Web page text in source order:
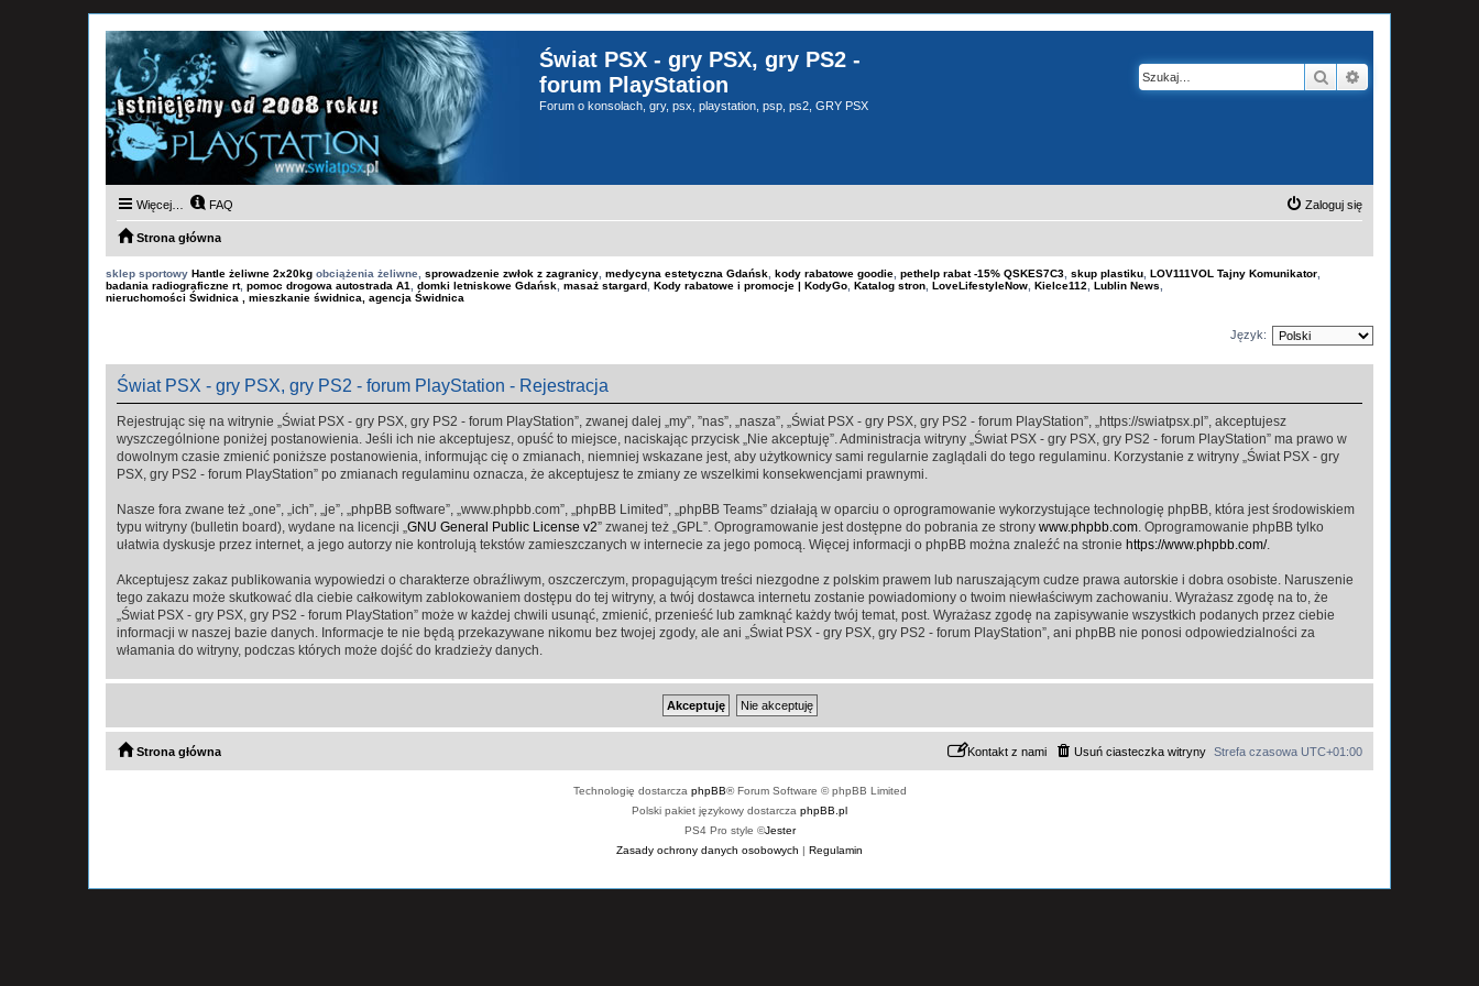
Świat PSX - gry PSX, gry PS2 -
forum PlayStation
Forum o konsolach, gry, psx, playstation, psp, ps2, GRY PSX
Szukaj
Więcej… FAQ Zaloguj się
Strona główna
sklep sportowy Hantle żeliwne 2x20kg obciążenia żeliwne, sprowadzenie zwłok z zagranicy medycyna estetyczna Gdańsk kody rabatowe goodie pethelp rabat -15% QSKES7C3 skup plastiku LOV111VOL Tajny Komunikator
badania radiograficzne rt, pomoc drogowa autostrada A1 domki letniskowe Gdańsk masaż stargard Kody rabatowe i promocje | KodyGo Katalog stron LoveLifestyleNow Kielce112 Lublin News
nieruchomości Świdnica , mieszkanie świdnica, agencja Świdnica
Język:
Świat PSX - gry PSX, gry PS2 - forum PlayStation - Rejestracja
Rejestrując się na witrynie „Świat PSX - gry PSX, gry PS2 - forum PlayStation”, zwanej dalej „my”, ”nas”, „nasza”, „Świat PSX - gry PSX, gry PS2 - forum PlayStation”, „https://swiatpsx.pl”, akceptujesz
wyszczególnione poniżej postanowienia. Jeśli ich nie akceptujesz, opuść to miejsce, naciskając przycisk „Nie akceptuję”. Administracja witryny „Świat PSX - gry PSX, gry PS2 - forum PlayStation” ma prawo w
dowolnym czasie zmienić poniższe postanowienia, informując cię o zmianach, niemniej wskazane jest, aby użytkownicy sami regularnie zaglądali do tego regulaminu. Korzystanie z witryny „Świat PSX - gry
PSX, gry PS2 - forum PlayStation” po zmianach regulaminu oznacza, że akceptujesz te zmiany ze wszelkimi konsekwencjami prawnymi.
Nasze fora zwane też „one”, „ich”, „je”, „phpBB software”, „www.phpbb.com”, „phpBB Limited”, „phpBB Teams” działają w oparciu o oprogramowanie wykorzystujące technologię phpBB, która jest środowiskiem
typu witryny (bulletin board), wydane na licencji „ GNU General Public License v2” zwanej też „GPL”. Oprogramowanie jest dostępne do pobrania ze strony www.phpbb.com . Oprogramowanie phpBB tylko
ułatwia dyskusje przez internet, a jego autorzy nie kontrolują tekstów zamieszczanych w internecie za jego pomocą. Więcej informacji o phpBB można znaleźć na stronie https://www.phpbb.com/.
Akceptujesz zakaz publikowania wypowiedzi o charakterze obraźliwym, oszczerczym, propagującym treści niezgodne z polskim prawem lub naruszającym cudze prawa autorskie i dobra osobiste. Naruszenie
tego zakazu może skutkować dla ciebie całkowitym zablokowaniem dostępu do tej witryny, a twój dostawca internetu zostanie powiadomiony o twoim niewłaściwym zachowaniu. Wyrażasz zgodę na to, że
„Świat PSX - gry PSX, gry PS2 - forum PlayStation” może w każdej chwili usunąć, zmienić, przenieść lub zamknąć każdy twój temat, post. Wyrażasz zgodę na zapisywanie wszystkich podanych przez ciebie
informacji w naszej bazie danych. Informacje te nie będą przekazywane nikomu bez twojej zgody, ale ani „Świat PSX - gry PSX, gry PS2 - forum PlayStation”, ani phpBB nie ponosi odpowiedzialności za
włamania do witryny, podczas których może dojść do kradzieży danych.
Strona główna Strefa czasowa UTC+01:00
Usuń ciasteczka witryny
Kontakt z nami
Technologię dostarcza phpBB® Forum Software © phpBB Limited
Polski pakiet językowy dostarcza phpBB.pl
PS4 Pro style ©Jester
Zasady ochrony danych osobowych | Regulamin